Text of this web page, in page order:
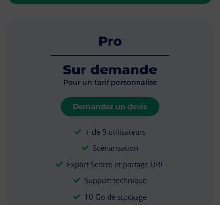
Pro
Sur demande
Pour un tarif personnalisé
Demandez un devis
+ de 5 utilisateurs
Scénarisation
Export Scorm et partage URL
Support technique
10 Go de stockage